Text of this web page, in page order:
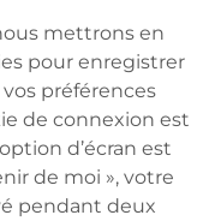
mettrons en
pour enregistrer
préférences
de connexion est
d’écran est
de moi », votre
pendant deux